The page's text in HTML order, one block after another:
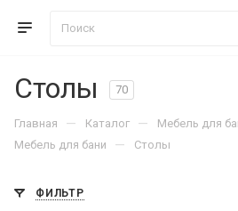
Столы 70
Главная — Каталог — Мебель для
Мебель для бани — Столы
ФИЛЬТР